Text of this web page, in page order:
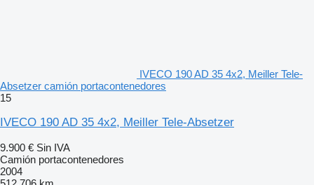
IVECO 190 AD 35 4x2, Meiller Tele-
Absetzer camión portacontenedores
15
IVECO 190 AD 35 4x2, Meiller Tele-Absetzer
9.900 € Sin IVA
Camión portacontenedores
2004